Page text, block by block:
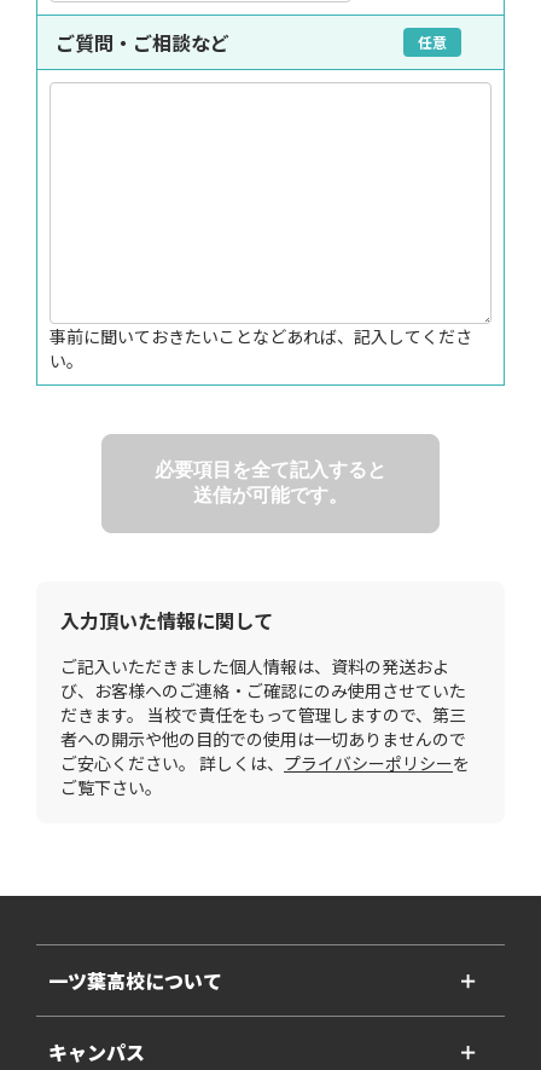
ご質問・ご相談など 任意
事前に聞いておきたいことなどあれば、記入してくださ
い。
必要項目を全て記入すると
送信が可能です。
入力頂いた情報に関して
ご記入いただきました個人情報は、資料の発送およ
び、お客様へのご連絡・ご確認にのみ使用させていた
だきます。 当校で責任をもって管理しますので、第三
者への開示や他の目的での使用は一切ありませんので
ご安心ください。 詳しくは、 プライバシーポリシーを
ご覧下さい。
一ツ葉高校について ＋
キャンパス ＋